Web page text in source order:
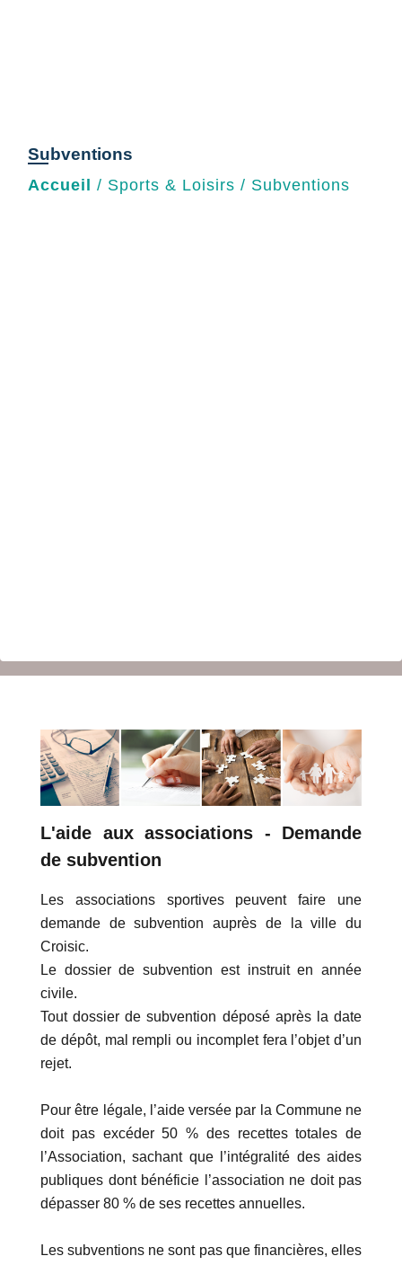
Subventions
Accueil / Sports & Loisirs / Subventions
L'aide aux associations - Demande
de subvention
Les associations sportives peuvent faire une
demande de subvention auprès de la ville du
Croisic.
Le dossier de subvention est instruit en année
civile.
Tout dossier de subvention déposé après la date
de dépôt, mal rempli ou incomplet fera l’objet d’un
rejet.
Pour être légale, l’aide versée par la Commune ne
doit pas excéder 50 % des recettes totales de
l’Association, sachant que l’intégralité des aides
publiques dont bénéficie l’association ne doit pas
dépasser 80 % de ses recettes annuelles.
Les subventions ne sont pas que financières, elles